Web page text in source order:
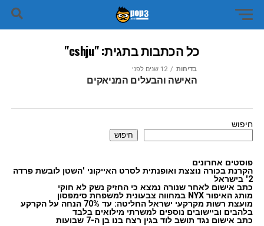
כל הכתבות בתגית: "cshju"
בדיחות 12 שנים לפני
האישה והבעלים המניאקים
חיפוש
חיפוש
פוסטים אחרונים
הקרנת בכורה נוצצת ואופנתית לסרט האייקוני 'השטן לובשת פרדה
2' בישראל
כתב אישום לאחר שנורה נמצא כי החזיק נשק לא חוקי
מותג האיפור NYX במחווה צבעונית למשפחת סימפסון
מועצת רשות מקרקעי ישראל החליטה: עד 70% הנחה על הקרקע
בלהבים וביישובים נוספים למשרתי מילואים בלבד
כתב אישום נגד תושב לוד בגין רצח בנו בן ה-7 שבועות